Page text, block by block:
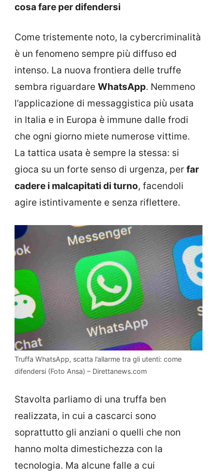
cosa fare per difendersi
Come tristemente noto, la cybercriminalità
è un fenomeno sempre più diffuso ed
intenso. La nuova frontiera delle truffe
sembra riguardare WhatsApp. Nemmeno
l’applicazione di messaggistica più usata
in Italia e in Europa è immune dalle frodi
che ogni giorno miete numerose vittime.
La tattica usata è sempre la stessa: si
gioca su un forte senso di urgenza, per far
cadere i malcapitati di turno, facendoli
agire istintivamente e senza riflettere.
Truffa WhatsApp, scatta l’allarme tra gli utenti: come
difendersi (Foto Ansa) – Direttanews.com
Stavolta parliamo di una truffa ben
realizzata, in cui a cascarci sono
soprattutto gli anziani o quelli che non
hanno molta dimestichezza con la
tecnologia. Ma alcune falle a cui